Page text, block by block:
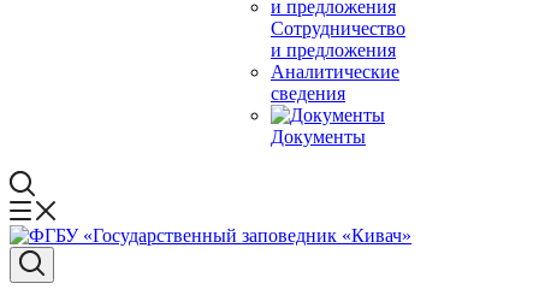
Сотрудничество
и предложения
Аналитические
сведения
Документы